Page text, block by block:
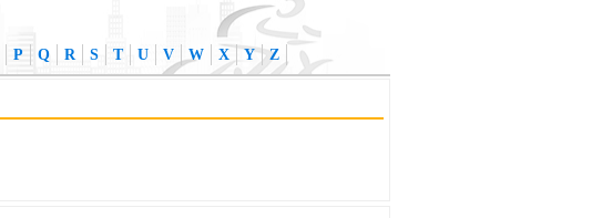
P Q R S T U V W X Y Z